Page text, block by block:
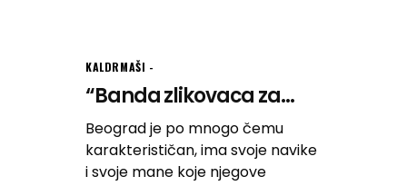
KALDRMAŠI
“Banda zlikovaca za...
Beograd je po mnogo čemu
karakterističan, ima svoje navike
i svoje mane koje njegove